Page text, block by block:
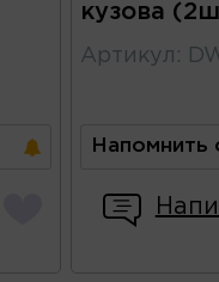
кузова
Артикул :
Напомнить